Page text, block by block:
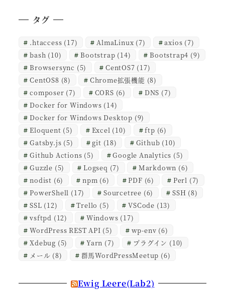
タグ
.htaccess (17) AlmaLinux (7) axios (7)
bash (10) Bootstrap (14) Bootstrap4 (9)
Browsersync (5) CentOS7 (17)
CentOS8 (8) Chrome拡張機能 (8)
composer (7) CORS (6) DNS (7)
Docker for Windows (14)
Docker for Windows Desktop (9)
Eloquent (5) Excel (10) ftp (6)
Gatsby.js (5) git (18) Github (10)
Github Actions (5) Google Analytics (5)
Guzzle (5) Logseq (7) Markdown (6)
nodist (6) npm (6) PDF (6) Perl (7)
PowerShell (17) Sourcetree (6) SSH (8)
SSL (12) Trello (5) VSCode (13)
vsftpd (12) Windows (17)
WordPress REST API (5) wp-env (6)
Xdebug (5) Yarn (7) プラグイン (10)
メール (8) 群馬WordPressMeetup (6)
Ewig Leere(Lab2)